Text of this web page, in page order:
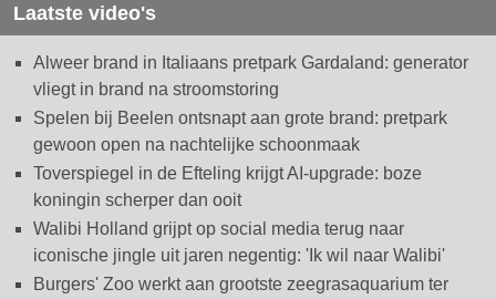
Laatste video's
Alweer brand in Italiaans pretpark Gardaland: generator
vliegt in brand na stroomstoring
Spelen bij Beelen ontsnapt aan grote brand: pretpark
gewoon open na nachtelijke schoonmaak
Toverspiegel in de Efteling krijgt AI-upgrade: boze
koningin scherper dan ooit
Walibi Holland grijpt op social media terug naar
iconische jingle uit jaren negentig: 'Ik wil naar Walibi'
Burgers' Zoo werkt aan grootste zeegrasaquarium ter